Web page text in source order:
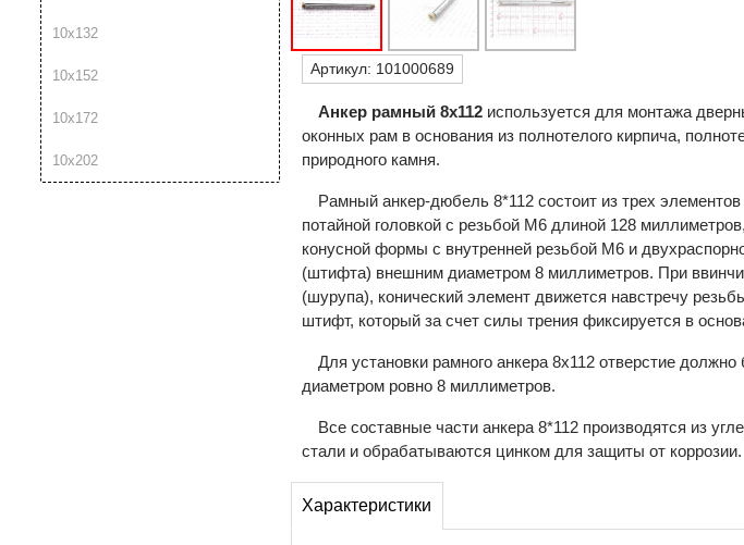
10х132
10х152
10х172
10х202
Артикул: 101000689
Анкер рамный 8х112 используется для монтажа
оконных рам в основания из полнотелого кирпича,
природного камня.
Рамный анкер-дюбель 8*112 состоит из трех
потайной головкой с резьбой М6 длиной 128
конусной формы с внутренней резьбой М6 и
(штифта) внешним диаметром 8 миллиметров. При
(шурупа), конический элемент движется навстречу
штифт, который за счет силы трения фиксируется в
Для установки рамного анкера 8х112 отверстие должно
диаметром ровно 8 миллиметров.
Все составные части анкера 8*112 производятся из
стали и обрабатываются цинком для защиты от коррозии.
Характеристики